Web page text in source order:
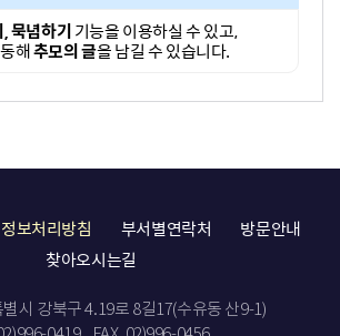
묵념하기기능을 이용하실 수 있고,
해추모의 글을 남길 수 있습니다.
보처리방침 부서별연락처
방문안내
찾아오시는길
시 강북구 4.19로 8길17(수유동 산9-1)